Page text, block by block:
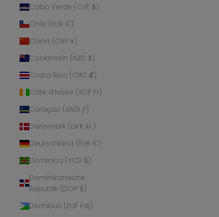
Cabo Verde (CVE $)
Chile (EUR €)
China (CNY ¥)
Cookinseln (NZD $)
Costa Rica (CRC ₡)
Côte d’Ivoire (XOF Fr)
Curaçao (ANG ƒ)
Dänemark (DKK kr.)
Deutschland (EUR €)
Dominica (XCD $)
Dominikanische
Republik (DOP $)
Dschibuti (DJF Fdj)